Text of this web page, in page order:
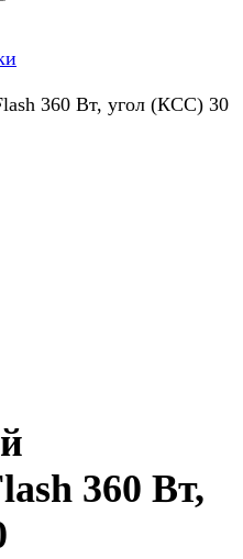
360 Вт, угол (КСС) 30
360 Вт,